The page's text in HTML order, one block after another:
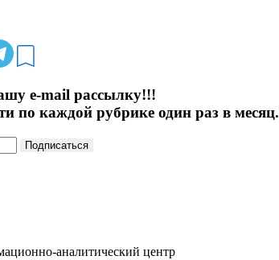
e-mail рассылку!!!
по каждой рубрике один раз в месяц.
Подписаться
аналитический центр